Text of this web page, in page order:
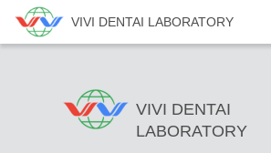
VIVI DENTAI LABORATORY
VIVI DENTAI
LABORATORY